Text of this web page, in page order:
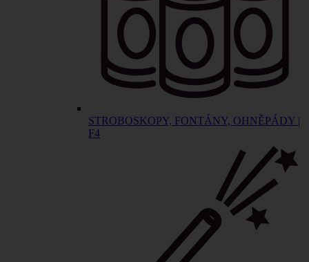
STROBOSKOPY, FONTÁNY, OHNĚPÁDY |
F4